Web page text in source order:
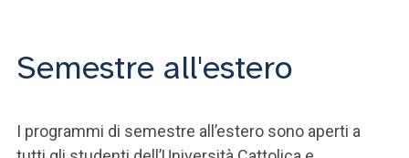
Semestre all'estero
I programmi di semestre all’estero sono aperti a